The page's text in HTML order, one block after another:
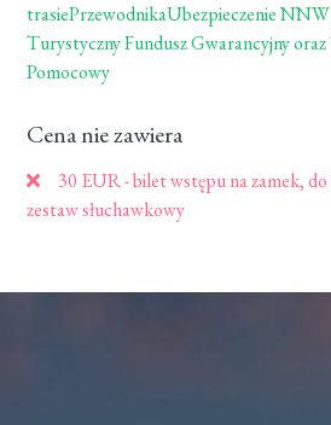
trasiePrzewodnikaUbezpieczenie
Turystyczny Fundusz Gwarancyjny
Pomocowy
Cena nie zawiera
30 EUR - bilet wstępu na zamek,
zestaw słuchawkowy